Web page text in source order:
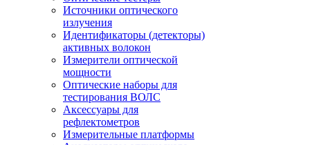
Источники оптического
излучения
Идентификаторы (детекторы)
активных волокон
Измерители оптической
мощности
Оптические наборы для
тестирования ВОЛС
Аксессуары для
рефлектометров
Измерительные платформы